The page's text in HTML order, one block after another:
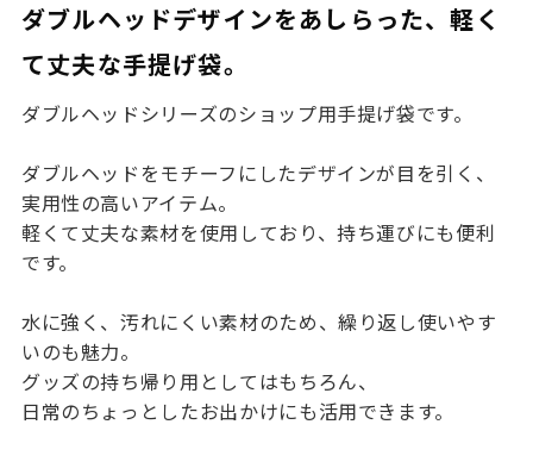
ダブルヘッドデザインをあしらった、軽く
て丈夫な手提げ袋。
ダブルヘッドシリーズのショップ用手提げ袋です。
ダブルヘッドをモチーフにしたデザインが目を引く、
実用性の高いアイテム。
軽くて丈夫な素材を使用しており、持ち運びにも便利
です。
水に強く、汚れにくい素材のため、繰り返し使いやす
いのも魅力。
グッズの持ち帰り用としてはもちろん、
日常のちょっとしたお出かけにも活用できます。